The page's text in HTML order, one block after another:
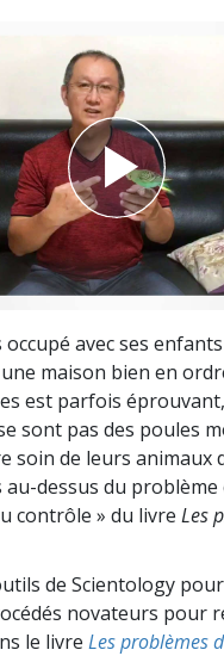
avec ses
maison bien en
est parfois
sont pas des poules
soin de leurs animaux
dessus du
contrôle » du livre Les
de Scientology
novateurs pour
le livre Les problèmes